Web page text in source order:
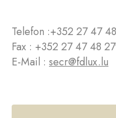
Telefon :+352 27 47
Fax : +352 27 47 48
E-Mail : secr@fdlux.lu